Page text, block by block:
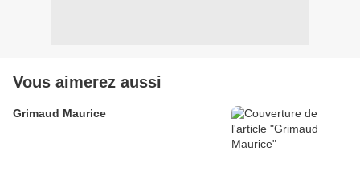
Vous aimerez aussi
Grimaud Maurice